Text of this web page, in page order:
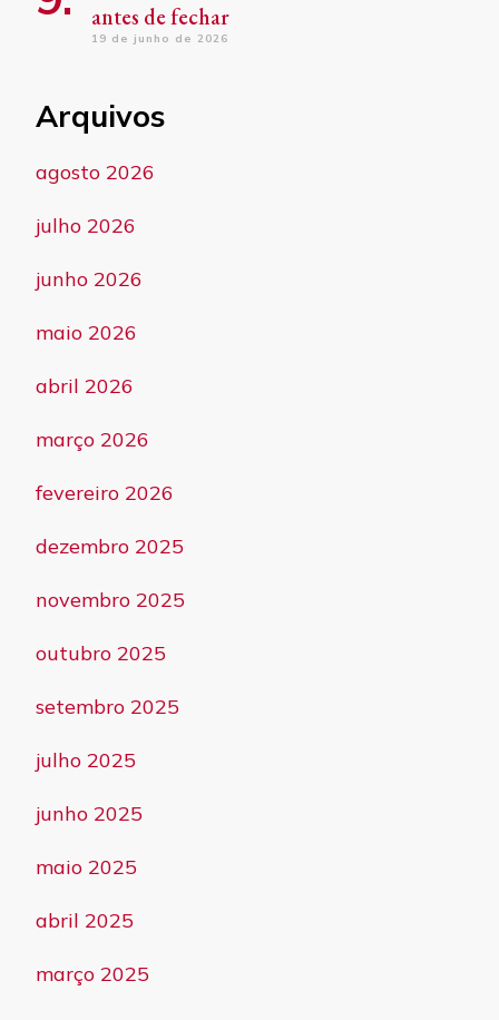
antes de fechar
19 de junho de 2026
Arquivos
agosto 2026
julho 2026
junho 2026
maio 2026
abril 2026
março 2026
fevereiro 2026
dezembro 2025
novembro 2025
outubro 2025
setembro 2025
julho 2025
junho 2025
maio 2025
abril 2025
março 2025